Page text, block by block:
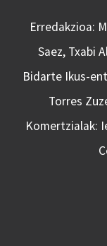
Erredakzioa:
Saez, Txabi
Bidarte Ikus-
Torres
Komertzialak: